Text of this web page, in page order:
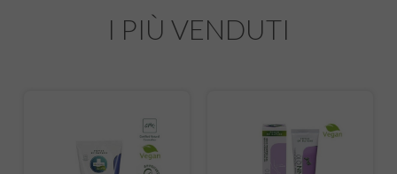
I PIÙ VENDUTI